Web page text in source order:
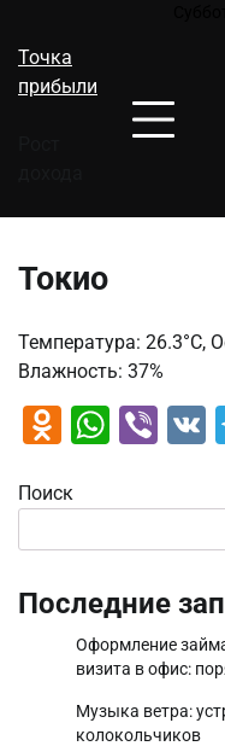
содержимому
Точка
прибыли
Токио
Температура: 26.3°C,
Влажность: 37%
Поиск
Последние
Оформление
визита в офис:
Музыка ветра:
колокольчиков